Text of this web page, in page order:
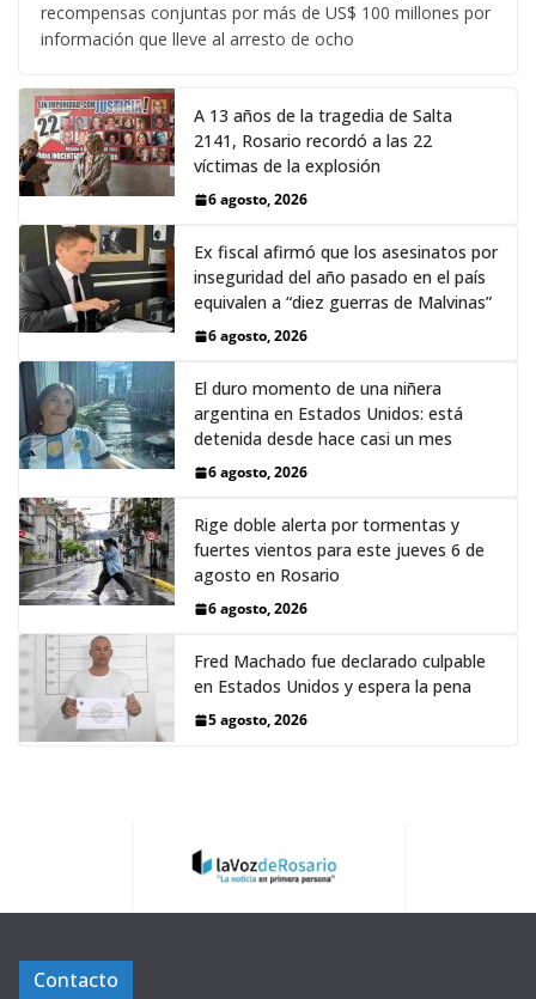
recompensas conjuntas por más de US$ 100 millones por
información que lleve al arresto de ocho
A 13 años de la tragedia de Salta
2141, Rosario recordó a las 22
víctimas de la explosión
6 agosto, 2026
Ex fiscal afirmó que los asesinatos por
inseguridad del año pasado en el país
equivalen a “diez guerras de Malvinas”
6 agosto, 2026
El duro momento de una niñera
argentina en Estados Unidos: está
detenida desde hace casi un mes
6 agosto, 2026
Rige doble alerta por tormentas y
fuertes vientos para este jueves 6 de
agosto en Rosario
6 agosto, 2026
Fred Machado fue declarado culpable
en Estados Unidos y espera la pena
5 agosto, 2026
Contacto